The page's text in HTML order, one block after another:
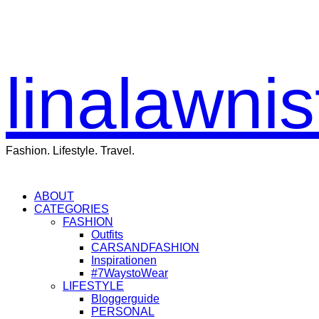
Fashion. Lifestyle. Travel.
ABOUT
CATEGORIES
FASHION
Outfits
CARSANDFASHION
Inspirationen
#7WaystoWear
LIFESTYLE
Bloggerguide
PERSONAL